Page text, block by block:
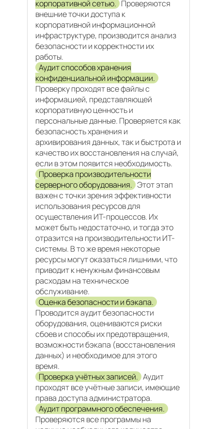
корпоративной сетью. Проверяются
внешние точки доступа к
корпоративной информационной
инфраструктуре, производится анализ
безопасности и корректности их
работы.
Аудит способов хранения
конфиденциальной информации.
Проверку проходят все файлы с
информацией, представляющей
корпоративную ценность и
персональные данные. Проверяется как
безопасность хранения и
архивирования данных, так и быстрота и
качество их восстановления на случай,
если в этом появится необходимость.
Проверка производительности
серверного оборудования. Этот этап
важен с точки зрения эффективности
использования ресурсов для
осуществления ИТ-процессов. Их
может быть недостаточно, и тогда это
отразится на производительности ИТ-
системы. В то же время некоторые
ресурсы могут оказаться лишними, что
приводит к ненужным финансовым
расходам на техническое
обслуживание.
Оценка безопасности и бэкапа.
Проводится аудит безопасности
оборудования, оцениваются риски
сбоев и способы их предотвращения,
возможности бэкапа (восстановления
данных) и необходимое для этого
время.
Проверка учётных записей. Аудит
проходят все учётные записи, имеющие
права доступа администратора.
Аудит программного обеспечения.
Проверяются все программы на